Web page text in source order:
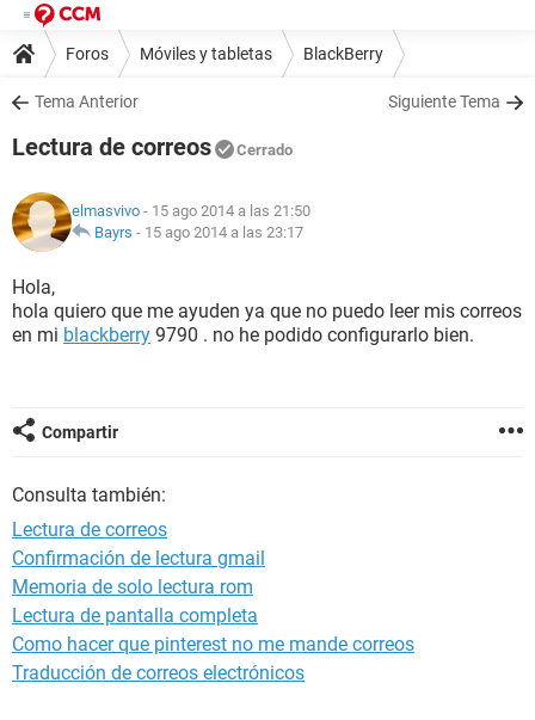
Foros Móviles y tabletas BlackBerry
Tema Anterior Siguiente Tema
Lectura de correos Cerrado
elmasvivo - 15 ago 2014 a las 21:50
Bayrs - 15 ago 2014 a las 23:17
Hola,
hola quiero que me ayuden ya que no puedo leer mis correos
en mi blackberry 9790 . no he podido configurarlo bien.
Compartir
Consulta también:
Lectura de correos
Confirmación de lectura gmail
Memoria de solo lectura rom
Lectura de pantalla completa
Como hacer que pinterest no me mande correos
Traducción de correos electrónicos